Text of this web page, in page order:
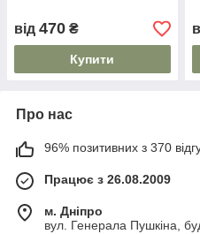
від 470 ₴
Купити
Про нас
96% позитивних з 370
Працює з 26.08.2009
м. Дніпро
вул. Генерала Пушкіна,